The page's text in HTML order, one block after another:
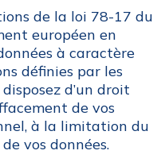
de la loi 78-17 du
européen en
à caractère
définies par les
d’un droit
de vos
à la limitation du
vos données.